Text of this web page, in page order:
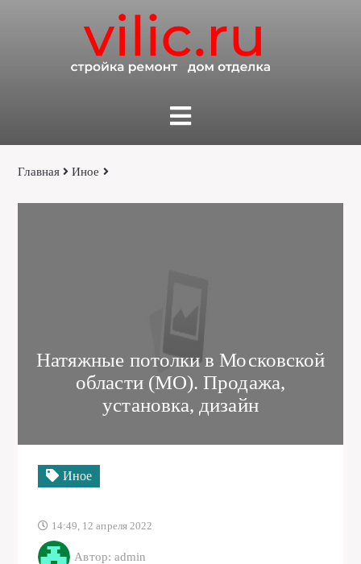
Главная Иное
Натяжные потолки в Московской
области (МО). Продажа,
установка, дизайн
Иное
14:49, 12 апреля 2022
Автор: admin